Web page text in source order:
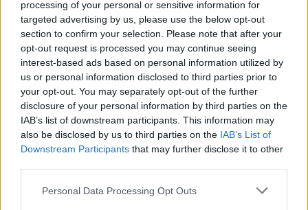
processing of your personal or sensitive information for
targeted advertising by us, please use the below opt-out
section to confirm your selection. Please note that after your
opt-out request is processed you may continue seeing
interest-based ads based on personal information utilized by
us or personal information disclosed to third parties prior to
your opt-out. You may separately opt-out of the further
disclosure of your personal information by third parties on the
IAB’s list of downstream participants. This information may
also be disclosed by us to third parties on the IAB’s List of
Downstream Participants that may further disclose it to other
Please note that this website/app uses one or more Google
Personal Data Processing Opt Outs